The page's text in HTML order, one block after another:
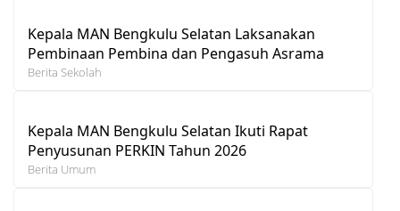
Kepala MAN Bengkulu Selatan Laksanakan
Pembinaan Pembina dan Pengasuh Asrama
Berita Sekolah
Kepala MAN Bengkulu Selatan Ikuti Rapat
Penyusunan PERKIN Tahun 2026
Berita Umum